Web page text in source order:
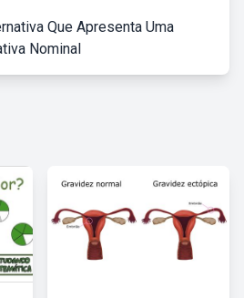
Que Apresenta Uma
Nominal